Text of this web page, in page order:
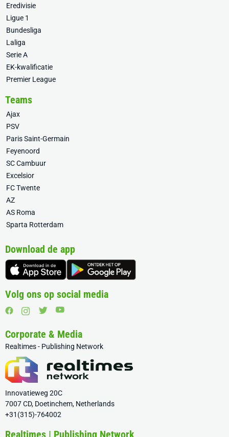
Eredivisie
Ligue 1
Bundesliga
Laliga
Serie A
EK-kwalificatie
Premier League
Teams
Ajax
PSV
Paris Saint-Germain
Feyenoord
SC Cambuur
Excelsior
FC Twente
AZ
AS Roma
Sparta Rotterdam
Download de app
Volg ons op social media
Corporate & Media
Realtimes - Publishing Network
Innovatieweg 20C
7007 CD, Doetinchem, Netherlands
+31(315)-764002